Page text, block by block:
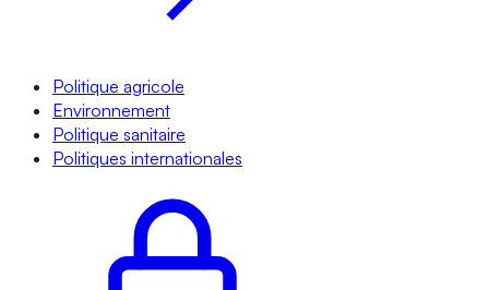
Politique agricole
Environnement
Politique sanitaire
Politiques internationales